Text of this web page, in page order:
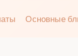
Основные